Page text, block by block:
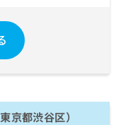
京都渋谷区）